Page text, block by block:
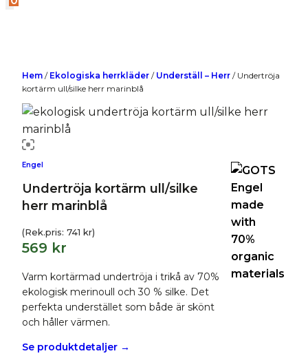
Hem / Ekologiska herrkläder / Underställ – Herr / Undertröja
kortärm ull/silke herr marinblå
Engel
Undertröja kortärm ull/silke
herr marinblå
(Rek.pris: 741 kr)
569 kr
Varm kortärmad undertröja i trikå av 70%
ekologisk merinoull och 30 % silke. Det
perfekta understället som både är skönt
och håller värmen.
Se produktdetaljer →